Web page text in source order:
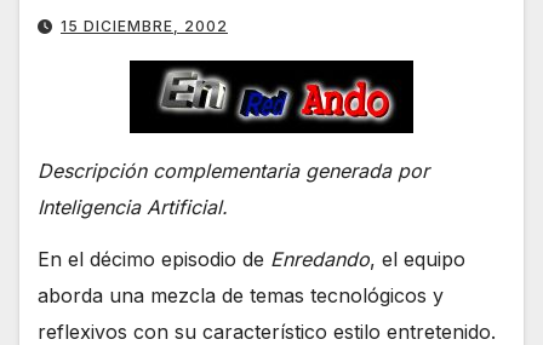
15 DICIEMBRE, 2002
Descripción complementaria generada por
Inteligencia Artificial.
En el décimo episodio de Enredando, el equipo
aborda una mezcla de temas tecnológicos y
reflexivos con su característico estilo entretenido.